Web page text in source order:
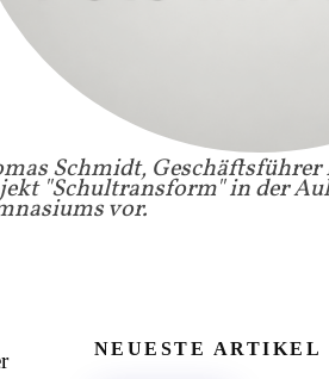
Schmidt,
"Schultransform" in der
vor.
NEUESTE ARTIKEL